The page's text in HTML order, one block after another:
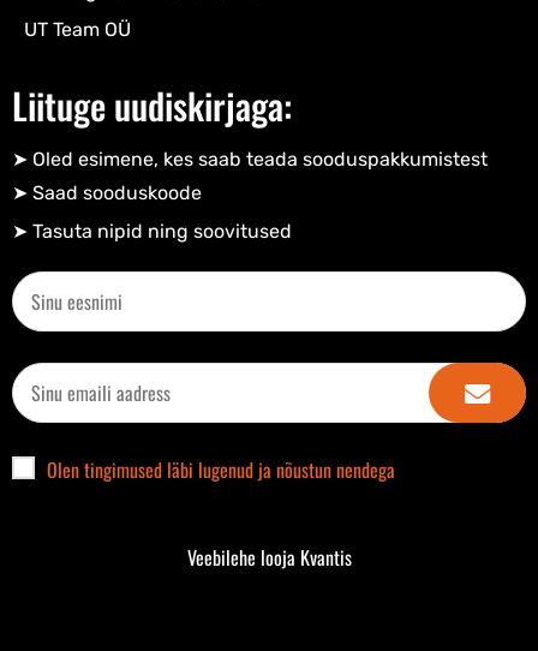
UT Team OÜ
Liituge uudiskirjaga:
➤ Oled esimene, kes saab teada sooduspakkumistest
➤ Saad sooduskoode​
➤ Tasuta nipid ning soovitused​
Olen tingimused läbi lugenud ja nõustun nendega
Veebilehe looja Kvantis